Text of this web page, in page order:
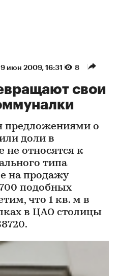
июн 2009, 16:31 8
свои
предложениями о
доли в
не относятся к
типа
на продажу
подобных
что 1 кв. м в
в ЦАО столицы